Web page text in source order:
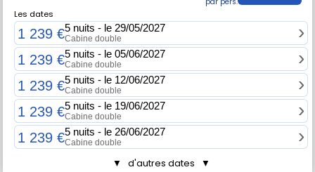
Les dates
1 239 €5 nuits - le 29/05/2027
Cabine double
1 239 €5 nuits - le 05/06/2027
Cabine double
1 239 €5 nuits - le 12/06/2027
Cabine double
1 239 €5 nuits - le 19/06/2027
Cabine double
1 239 €5 nuits - le 26/06/2027
Cabine double
▼ d'autres dates ▼